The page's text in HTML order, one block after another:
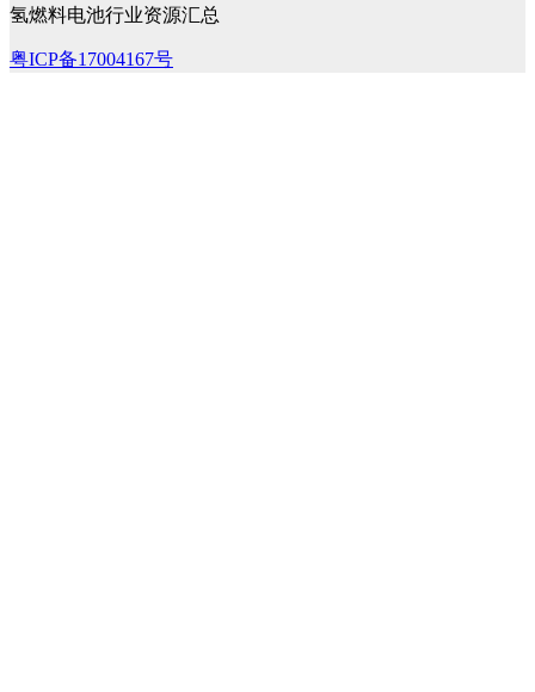
氢燃料电池行业资源汇总
粤ICP备17004167号